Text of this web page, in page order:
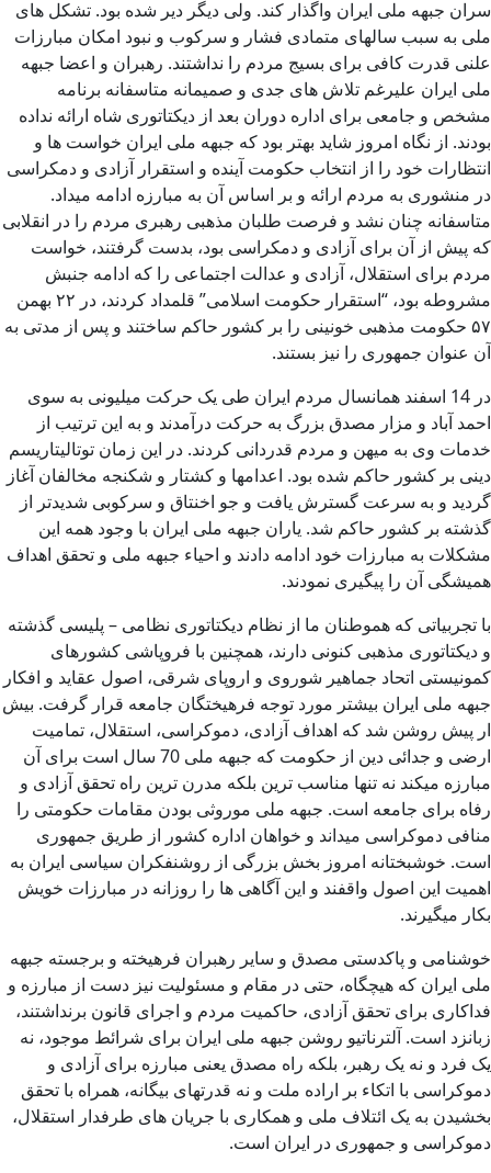
سران جبهه ملی ایران واگذار کند. ولی دیگر دیر شده بود. تشکل های
ملی به سبب سالهای متمادی فشار و سرکوب و نبود امکان مبارزات
علنی قدرت کافی برای بسیج مردم را نداشتند. رهبران و اعضا جبهه
ملی ایران علیرغم تلاش های جدی و صمیمانه متاسفانه برنامه
مشخص و جامعی برای اداره دوران بعد از دیکتاتوری شاه ارائه نداده
بودند. از نگاه امروز شاید بهتر بود که جبهه ملی ایران خواست ها و
انتظارات خود را از انتخاب حکومت آینده و استقرار آزادی و دمکراسی
در منشوری به مردم ارائه و بر اساس آن به مبارزه ادامه میداد.
متاسفانه چنان نشد و فرصت طلبان مذهبی رهبری مردم را در انقلابی
که پیش از آن برای آزادی و دمکراسی بود، بدست گرفتند، خواست
مردم برای استقلال، آزادی و عدالت اجتماعی را که ادامه جنبش
مشروطه بود، “استقرار حکومت اسلامی” قلمداد کردند، در ۲۲ بهمن
۵۷ حکومت مذهبی خونینی را بر کشور حاکم ساختند و پس از مدتی به
آن عنوان جمهوری را نیز بستند.
در 14 اسفند همانسال مردم ایران طی یک حرکت میلیونی به سوی
احمد آباد و مزار مصدق بزرگ به حرکت درآمدند و به این ترتیب از
خدمات وی به میهن و مردم قدردانی کردند. در این زمان توتالیتاریسم
دینی بر کشور حاکم شده بود. اعدامها و کشتار و شکنجه مخالفان آغاز
گردید و به سرعت گسترش یافت و جو اخنتاق و سرکوبی شدیدتر از
گذشته بر کشور حاکم شد. یاران جبهه ملی ایران با وجود همه این
مشکلات به مبارزات خود ادامه دادند و احیاء جبهه ملی و تحقق اهداف
همیشگی آن را پیگیری نمودند.
با تجربیاتی که هموطنان ما از نظام دیکتاتوری نظامی – پلیسی گذشته
و دیکتاتوری مذهبی کنونی دارند، همچنین با فروپاشی کشورهای
کمونیستی اتحاد جماهیر شوروی و اروپای شرقی، اصول عقاید و افکار
جبهه ملی ایران بیشتر مورد توجه فرهیختگان جامعه قرار گرفت. بیش
ار پیش روشن شد که اهداف آزادی، دموکراسی، استقلال، تمامیت
ارضی و جدائی دین از حکومت که جبهه ملی 70 سال است برای آن
مبارزه میکند نه تنها مناسب ترین بلکه مدرن ترین راه تحقق آزادی و
رفاه برای جامعه است. جبهه ملی موروثی بودن مقامات حکومتی را
منافی دموکراسی میداند و خواهان اداره کشور از طریق جمهوری
است. خوشبختانه امروز بخش بزرگی از روشنفکران سیاسی ایران به
اهمیت این اصول واقفند و این آگاهی ها را روزانه در مبارزات خویش
بکار میگیرند.
خوشنامی و پاکدستی مصدق و سایر رهبران فرهیخته و برجسته جبهه
ملی ایران که هیچگاه، حتی در مقام و مسئولیت نیز دست از مبارزه و
فداکاری برای تحقق آزادی، حاکمیت مردم و اجرای قانون برنداشتند،
زبانزد است. آلترناتیو روشن جبهه ملی ایران برای شرائط موجود، نه
یک فرد و نه یک رهبر، بلکه راه مصدق یعنی مبارزه برای آزادی و
دموکراسی با اتکاء بر اراده ملت و نه قدرتهای بیگانه، همراه با تحقق
بخشیدن به یک ائتلاف ملی و همکاری با جریان های طرفدار استقلال،
دموکراسی و جمهوری در ایران است.